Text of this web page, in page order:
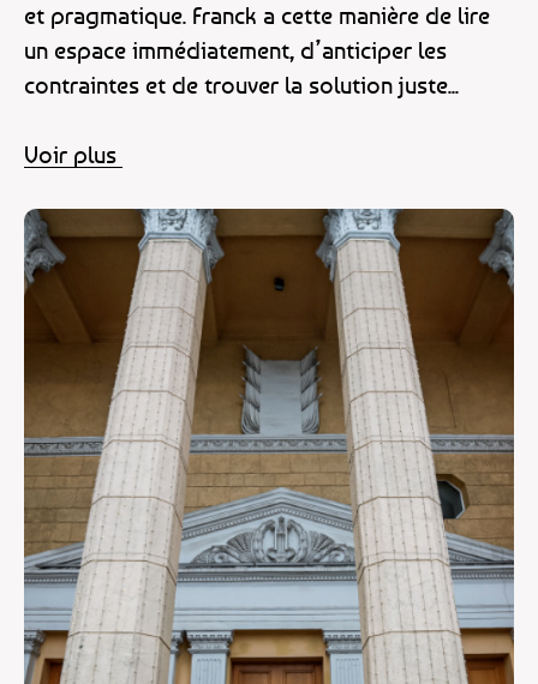
et pragmatique. Franck a cette manière de lire
un espace immédiatement, d’anticiper les
contraintes et de trouver la solution juste...
Voir plus